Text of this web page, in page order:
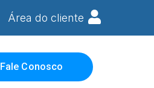
Área do cliente
Fale Conosco